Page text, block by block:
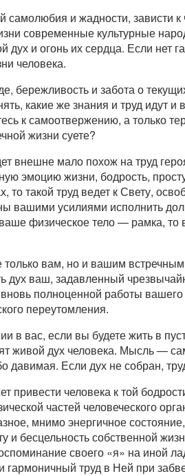
самолюбия и жадности,
современные культурные
дух и огонь их сердца. Если
человека.
бережливость и забота о
какие же знания и труд идут
к самоотвержению, а только
жизни суете?
внешне мало похож на труд
эмоцию жизни, бодрость,
то такой труд ведет к Свету,
усилиями исполнить
физическое тело — рамка, то
вам, но и вашим
дух ваш, задавленный
полноценной работы
переутомления.
в вас, если вы будете жить в
живой дух человека. Мысль —
давимая. Если дух не собран,
человека к той
частей человеческого
мнимо энергичное
и бесцельность собственной
своего «я» на иной
труд в Ней при